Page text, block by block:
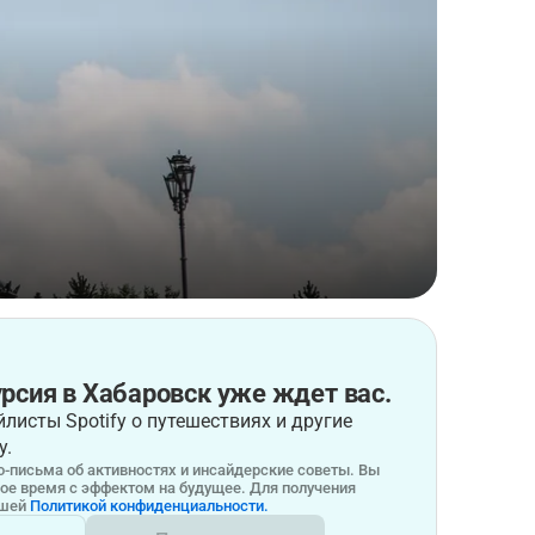
в Хабаровск уже ждет вас.
Spotify о путешествиях и другие
об активностях и инсайдерские советы. Вы
время с эффектом на будущее. Для получения
Политикой конфиденциальности.